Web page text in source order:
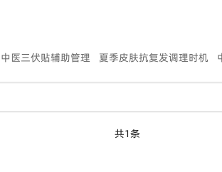
医三伏贴辅助管理 夏季皮肤抗复发调理时机
共1条